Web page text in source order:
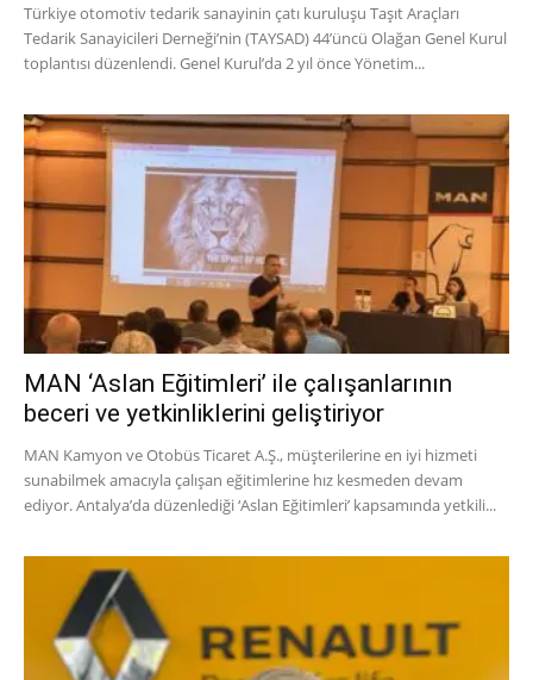
Türkiye otomotiv tedarik sanayinin çatı kuruluşu Taşıt Araçları
Tedarik Sanayicileri Derneği’nin (TAYSAD) 44’üncü Olağan Genel Kurul
toplantısı düzenlendi. Genel Kurul’da 2 yıl önce Yönetim...
MAN ‘Aslan Eğitimleri’ ile çalışanlarının
beceri ve yetkinliklerini geliştiriyor
MAN Kamyon ve Otobüs Ticaret A.Ş., müşterilerine en iyi hizmeti
sunabilmek amacıyla çalışan eğitimlerine hız kesmeden devam
ediyor. Antalya’da düzenlediği ‘Aslan Eğitimleri’ kapsamında yetkili...